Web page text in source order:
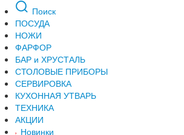
Поиск
ПОСУДА
НОЖИ
ФАРФОР
БАР и ХРУСТАЛЬ
СТОЛОВЫЕ ПРИБОРЫ
СЕРВИРОВКА
КУХОННАЯ УТВАРЬ
ТЕХНИКА
АКЦИИ
Новинки